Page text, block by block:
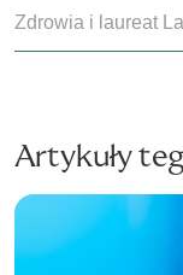
Zdrowia i laureat
Artykuły